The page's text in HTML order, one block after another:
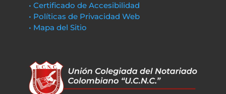
• Certificado de Accesibilidad
• Políticas de Privacidad Web
• Mapa del Sitio